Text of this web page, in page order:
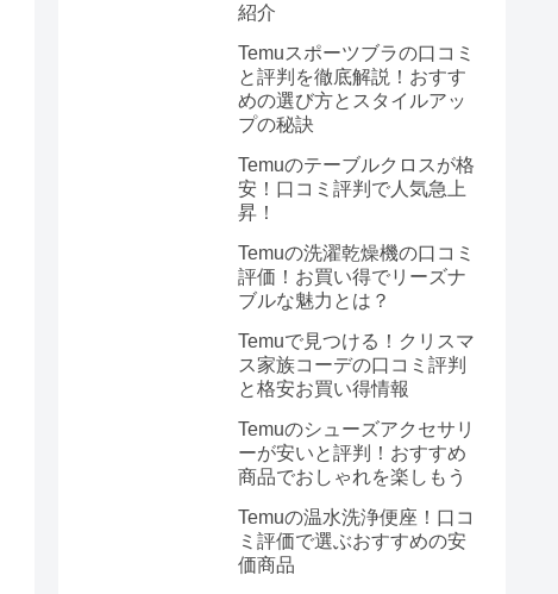
紹介
Temuスポーツブラの口コミ
と評判を徹底解説！おすす
めの選び方とスタイルアッ
プの秘訣
Temuのテーブルクロスが格
安！口コミ評判で人気急上
昇！
Temuの洗濯乾燥機の口コミ
評価！お買い得でリーズナ
ブルな魅力とは？
Temuで見つける！クリスマ
ス家族コーデの口コミ評判
と格安お買い得情報
Temuのシューズアクセサリ
ーが安いと評判！おすすめ
商品でおしゃれを楽しもう
Temuの温水洗浄便座！口コ
ミ評価で選ぶおすすめの安
価商品